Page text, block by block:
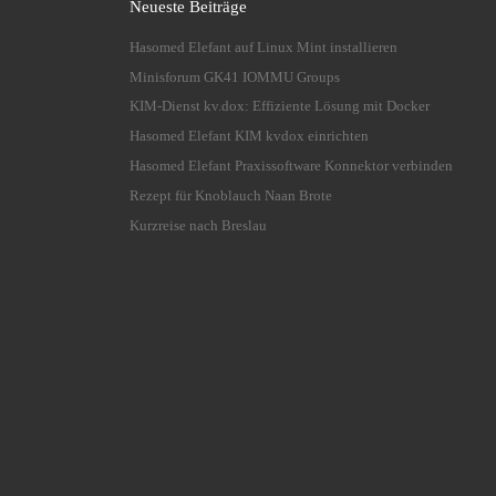
Neueste Beiträge
Hasomed Elefant auf Linux Mint installieren
Minisforum GK41 IOMMU Groups
KIM-Dienst kv.dox: Effiziente Lösung mit Docker
Hasomed Elefant KIM kvdox einrichten
Hasomed Elefant Praxissoftware Konnektor verbinden
Rezept für Knoblauch Naan Brote
Kurzreise nach Breslau